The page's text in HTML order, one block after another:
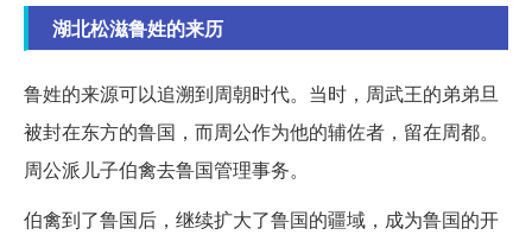
湖北松滋鲁姓的来历
鲁姓的来源可以追溯到周朝时代。当时，周武王的弟弟旦
被封在东方的鲁国，而周公作为他的辅佐者，留在周都。
周公派儿子伯禽去鲁国管理事务。
伯禽到了鲁国后，继续扩大了鲁国的疆域，成为鲁国的开